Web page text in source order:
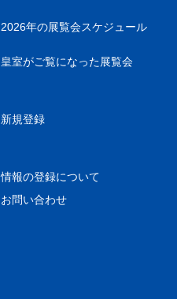
2026年の展覧会スケジュール
皇室がご覧になった展覧会
新規登録
情報の登録について
お問い合わせ